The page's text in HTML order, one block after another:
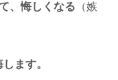
、悔しくなる （嫉
ます。